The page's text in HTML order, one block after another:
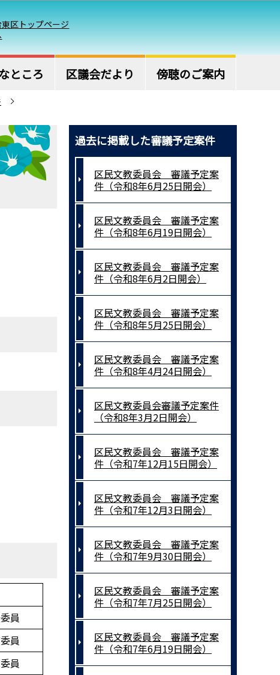
東区トップページ
ところ 区議会だより 傍聴のご案内
員
員
員
過去に掲載した審議予定案件
区民文教委員会 審議予定案
件（令和8年6月25日開会）
区民文教委員会 審議予定案
件（令和8年6月19日開会）
区民文教委員会 審議予定案
件（令和8年6月2日開会）
区民文教委員会 審議予定案
件（令和8年5月25日開会）
区民文教委員会 審議予定案
件（令和8年4月24日開会）
区民文教委員会審議予定案件
（令和8年3月2日開会）
区民文教委員会 審議予定案
件（令和7年12月15日開会）
区民文教委員会 審議予定案
件（令和7年12月3日開会）
区民文教委員会 審議予定案
件（令和7年9月30日開会）
区民文教委員会 審議予定案
件（令和7年7月25日開会）
区民文教委員会 審議予定案
件（令和7年6月19日開会）